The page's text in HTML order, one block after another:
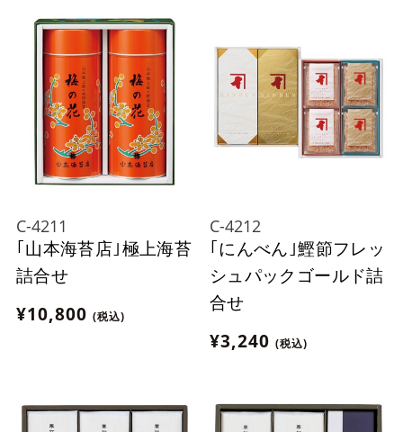
C-4211
｢山本海苔店｣極上海苔
詰合せ
¥10,800 (税込)
C-4212
｢にんべん｣鰹節フレッ
シュパックゴールド詰
合せ
¥3,240 (税込)